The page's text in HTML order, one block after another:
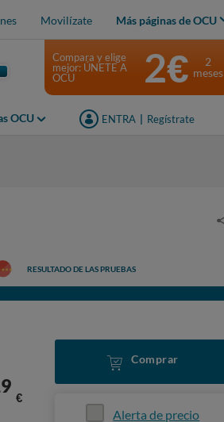
Movilízate Más páginas de OCU
OCU ENTRA Regístrate
Compara y elige
mejor: ÚNETE A
OCU
2€
2
meses
RESULTADO DE LAS PRUEBAS
€
Comprar
Alerta de precio